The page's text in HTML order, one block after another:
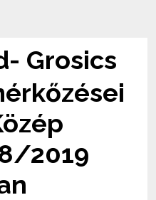
Grosics
2019